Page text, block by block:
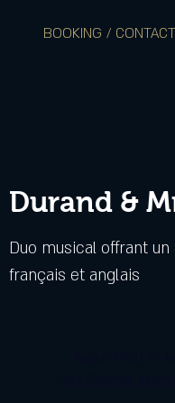
BOOKING / CONTACT
Durand &
Duo musical offrant
français et anglais